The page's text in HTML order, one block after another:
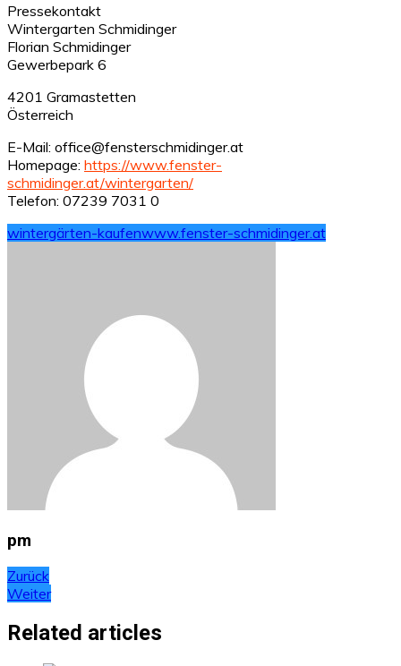
Pressekontakt
Wintergarten Schmidinger
Florian Schmidinger
Gewerbepark 6
4201 Gramastetten
Österreich
E-Mail: office@fensterschmidinger.at
Homepage: https://www.fenster-
schmidinger.at/wintergarten/
Telefon: 07239 7031 0
wintergärten-kaufenwww.fenster-schmidinger.at
pm
Beitragsnavigation
Zurück
Weiter
Related articles